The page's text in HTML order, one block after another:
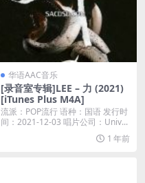
华语AAC音乐
[录音室专辑]LEE – 力 (2021)
[iTunes Plus M4A]
流派：POP流行 语种：国语 发行时
间：2021-12-03 唱片公司：Univ...
1 年前